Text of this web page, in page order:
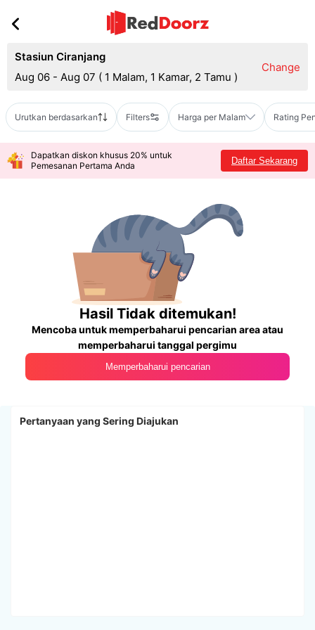
Stasiun Ciranjang
Aug 06 - Aug 07 ( 1 Malam, 1 Kamar, 2 Tamu )
Change
Urutkan berdasarkan Filters Harga per Malam Rating
Dapatkan diskon khusus 20% untuk
Pemesanan Pertama Anda
Daftar Sekarang
Hasil Tidak ditemukan!
Mencoba untuk memperbaharui pencarian area atau
memperbaharui tanggal pergimu
Memperbaharui pencarian
Pertanyaan yang Sering Diajukan